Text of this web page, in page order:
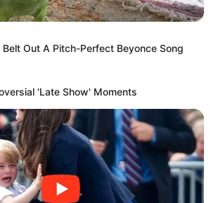
Out A Pitch-Perfect Beyonce Song
'Late Show' Moments